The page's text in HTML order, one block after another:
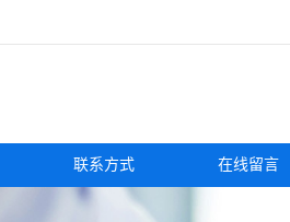
联系方式 在线留言